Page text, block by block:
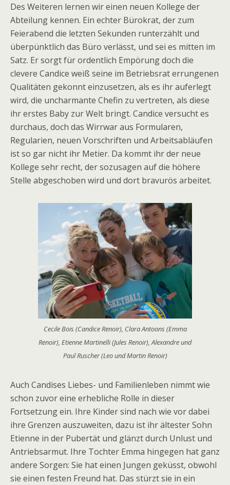
Des Weiteren lernen wir einen neuen Kollege der
Abteilung kennen. Ein echter Bürokrat, der zum
Feierabend die letzten Sekunden runterzählt und
überpünktlich das Büro verlässt, und sei es mitten im
Satz. Er sorgt für ordentlich Empörung doch die
clevere Candice weiß seine im Betriebsrat errungenen
Qualitäten gekonnt einzusetzen, als es ihr auferlegt
wird, die uncharmante Chefin zu vertreten, als diese
ihr erstes Baby zur Welt bringt. Candice versucht es
durchaus, doch das Wirrwar aus Formularen,
Regularien, neuen Vorschriften und Arbeitsabläufen
ist so gar nicht ihr Metier. Da kommt ihr der neue
Kollege sehr recht, der sozusagen auf die höhere
Stelle abgeschoben wird und dort bravurös arbeitet.
Cecile Bois (Candice Renoir), Clara Antoons (Emma
Renoir), Etienne Martinelli (Jules Renoir), Alexandre und
Paul Ruscher (Leo und Martin Renoir)
Auch Candises Liebes- und Familienleben nimmt wie
schon zuvor eine erhebliche Rolle in dieser
Fortsetzung ein. Ihre Kinder sind nach wie vor dabei
ihre Grenzen auszuweiten, dazu ist ihr ältester Sohn
Etienne in der Pubertät und glänzt durch Unlust und
Antriebsarmut. Ihre Tochter Emma hingegen hat ganz
andere Sorgen: Sie hat einen Jungen geküsst, obwohl
sie einen festen Freund hat. Das stürzt sie in ein